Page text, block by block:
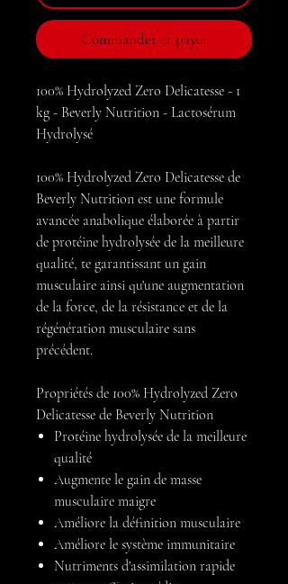
Commander et payer
100% Hydrolyzed Zero Delicatesse - 1
kg - Beverly Nutrition - Lactosérum
Hydrolysé
100% Hydrolyzed Zero Delicatesse de
Beverly Nutrition est une formule
avancée anabolique élaborée à partir
de protéine hydrolysée de la meilleure
qualité, te garantissant un gain
musculaire ainsi qu'une augmentation
de la force, de la résistance et de la
régénération musculaire sans
précédent.
Propriétés de 100% Hydrolyzed Zero
Delicatesse de Beverly Nutrition
Protéine hydrolysée de la meilleure
qualité
Augmente le gain de masse
musculaire maigre
Améliore la définition musculaire
Améliore le système immunitaire
Nutriments d'assimilation rapide